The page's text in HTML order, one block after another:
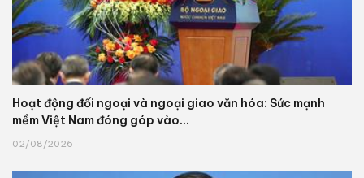
Hoạt động đối ngoại và ngoại giao văn hóa: Sức mạnh
mềm Việt Nam đóng góp vào...
02/08/2026